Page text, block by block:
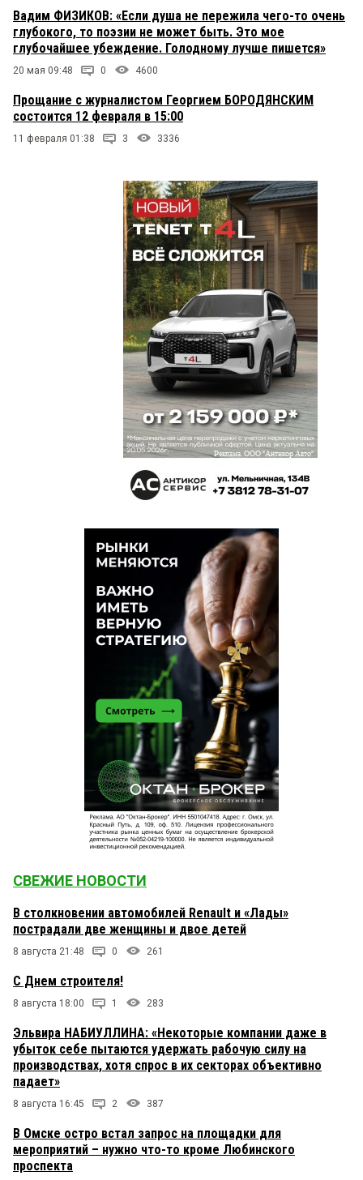
Вадим ФИЗИКОВ: «Если душа не пережила чего-то очень
глубокого, то поэзии не может быть. Это мое
глубочайшее убеждение. Голодному лучше пишется»
20 мая 09:48 0 4600
Прощание с журналистом Георгием БОРОДЯНСКИМ
состоится 12 февраля в 15:00
11 февраля 01:38 3 3336
СВЕЖИЕ НОВОСТИ
В столкновении автомобилей Renault и «Лады»
пострадали две женщины и двое детей
8 августа 21:48 0 261
С Днем строителя!
8 августа 18:00 1 283
Эльвира НАБИУЛЛИНА: «Некоторые компании даже в
убыток себе пытаются удержать рабочую силу на
производствах, хотя спрос в их секторах объективно
падает»
8 августа 16:45 2 387
В Омске остро встал запрос на площадки для
мероприятий – нужно что-то кроме Любинского
проспекта